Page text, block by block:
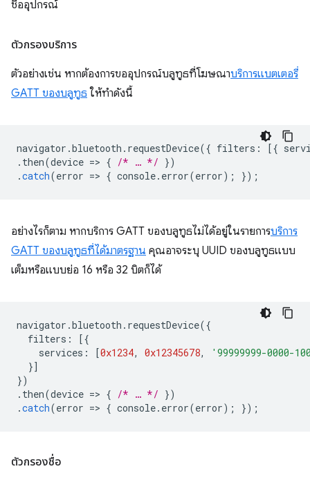
ชื่ออุปกรณ์
ตัวกรองบริการ
ตัวอย่างเช่น หากต้องการขออุปกรณ์บลูทูธที่โฆษณาบริการแบตเตอรี่
GATT ของบลูทูธ ให้ทำดังนี้
navigator .bluetooth . requestDevice({ filters : [{
. then(device => { /* … */ })
.catch(error => { console. error(error); });
อย่างไรก็ตาม หากบริการ GATT ของบลูทูธไม่ได้อยู่ในรายการบริการ
GATT ของบลูทูธที่ได้มาตรฐาน คุณอาจระบุ UUID ของบลูทูธแบบ
เต็มหรือแบบย่อ 16 หรือ 32 บิตก็ได้
navigator .bluetooth . requestDevice({
filters :
[{
services : [0x1234, 0x12345678,
'99999999-0000-
}]
})
. then(device => { /* … */ })
.catch(error => { console. error(error); });
ตัวกรองชื่อ